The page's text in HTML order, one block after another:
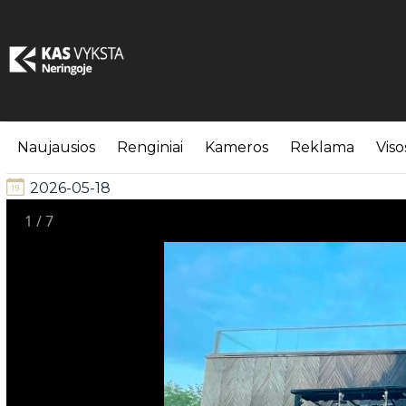
Naujausios Renginiai Kameros Reklama
Ant jūros kranto
2026-05-18
1 /7